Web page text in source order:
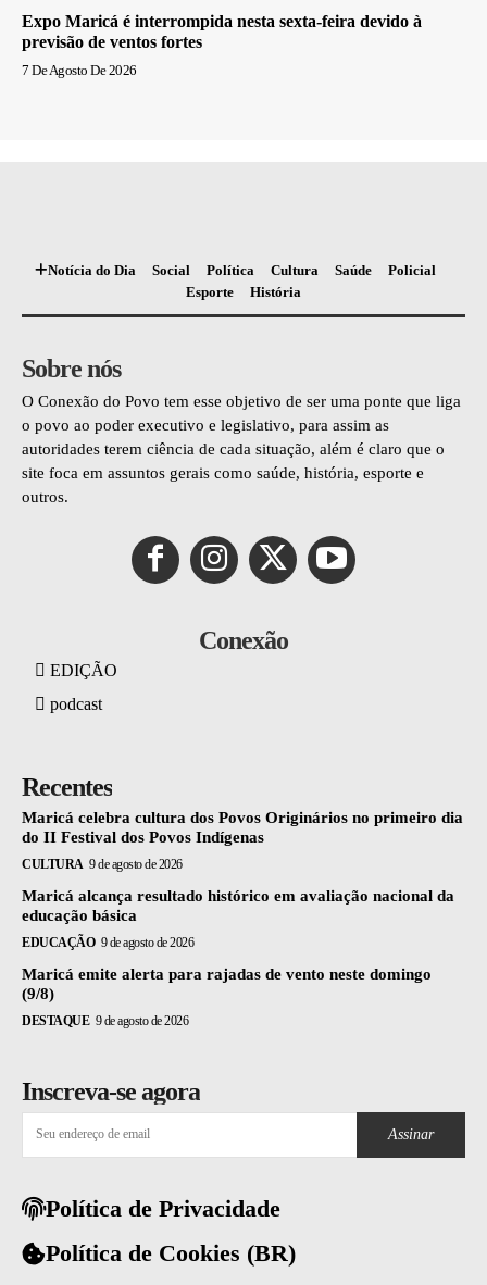
Expo Maricá é interrompida nesta sexta-feira devido à
previsão de ventos fortes
7 De Agosto De 2026
Notícia do Dia Social Política Cultura Saúde
Policial
Esporte
História
Sobre nós
O Conexão do Povo tem esse objetivo de ser uma ponte que liga
o povo ao poder executivo e legislativo, para assim as
autoridades terem ciência de cada situação, além é claro que o
site foca em assuntos gerais como saúde, história, esporte e
outros.
Conexão
EDIÇÃO
podcast
Recentes
Maricá celebra cultura dos Povos Originários no primeiro dia
do II Festival dos Povos Indígenas
CULTURA 9 de agosto de 2026
Maricá alcança resultado histórico em avaliação nacional da
educação básica
EDUCAÇÃO 9 de agosto de 2026
Maricá emite alerta para rajadas de vento neste domingo
(9/8)
DESTAQUE 9 de agosto de 2026
Inscreva-se agora
Assinar
Política de Privacidade
Política de Cookies (BR)